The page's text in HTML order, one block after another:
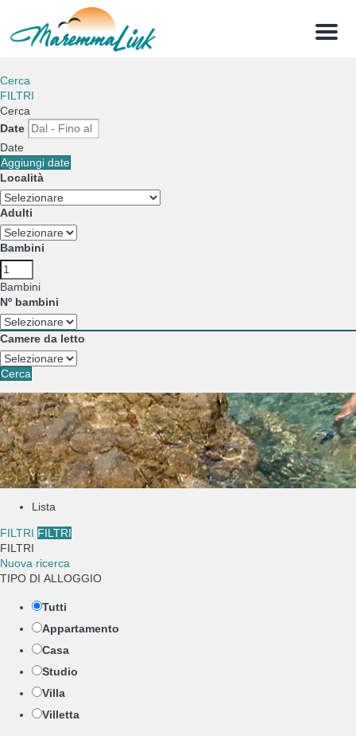
Menu
Cerca
FILTRI
Cerca
Date
Date
Aggiungi date
Località
Adulti
Bambini
Bambini
Nº bambini
Camere da letto
Cerca
Lista
FILTRI FILTRI
FILTRI
Nuova ricerca
TIPO DI ALLOGGIO
Tutti
Appartamento
Casa
Studio
Villa
Villetta